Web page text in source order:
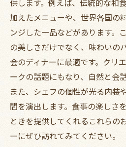
加えたメニューや、世界各国の
ンジした一品などがあります。
の美しさだけでなく、味わいの
会のディナーに最適です。クリ
ークの話題にもなり、自然と会
また、シェフの個性が光る内装
間を演出します。食事の楽しさ
ときを提供してくれるこれらの
ーにぜひ訪れてみてください。